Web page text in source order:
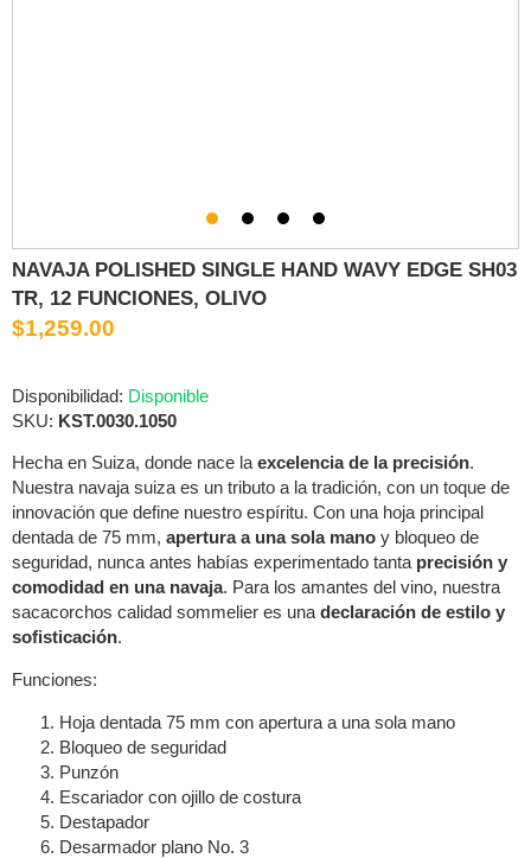
NAVAJA POLISHED SINGLE HAND WAVY EDGE SH03
TR, 12 FUNCIONES, OLIVO
$1,259.00
Disponibilidad: Disponible
SKU: KST.0030.1050
Hecha en Suiza, donde nace laexcelencia de la precisión.
Nuestra navaja suiza es un tributo a la tradición, con un toque de
innovación que define nuestro espíritu. Con una hoja principal
dentada de 75 mm, apertura a una sola mano y bloqueo de
seguridad, nunca antes habías experimentado tanta precisión y
comodidad en una navaja. Para los amantes del vino, nuestra
sacacorchos calidad sommelier es unadeclaración de estilo y
sofisticación.
Funciones:
Hoja dentada 75 mm con apertura a una sola mano
Bloqueo de seguridad
Punzón
Escariador con ojillo de costura
Destapador
Desarmador plano No. 3